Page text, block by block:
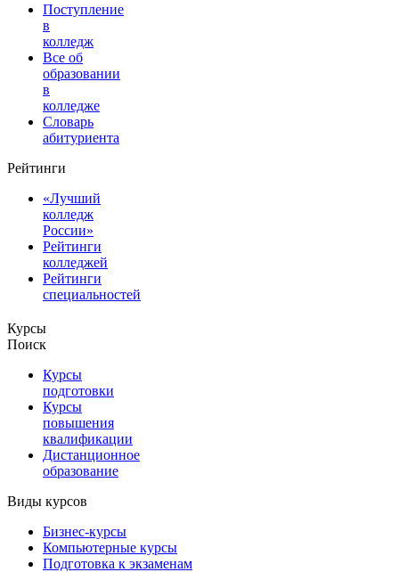
Поступление
в
колледж
Все об
образовании
в
колледже
Словарь
абитуриента
Рейтинги
«Лучший
колледж
России»
Рейтинги
колледжей
Рейтинги
специальностей
Курсы
Поиск
Курсы
подготовки
Курсы
повышения
квалификации
Дистанционное
образование
Виды курсов
Бизнес-курсы
Компьютерные курсы
Подготовка к экзаменам